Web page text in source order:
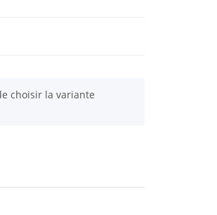
choisir la variante